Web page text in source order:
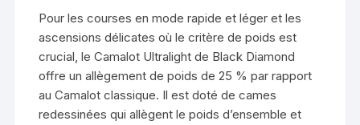
Pour les courses en mode rapide et léger et les
ascensions délicates où le critère de poids est
crucial, le Camalot Ultralight de Black Diamond
offre un allègement de poids de 25 % par rapport
au Camalot classique. Il est doté de cames
redessinées qui allègent le poids d’ensemble et